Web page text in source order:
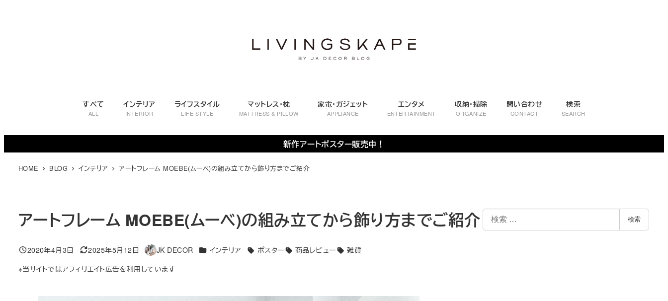
動
すべて
ALL
インテリア
INTERIOR
ライフスタイル
LIFE STYLE
マットレス・枕
MATTRESS & PILLOW
家電・ガジェット
APPLIANCE
エンタメ
ENTERTAINMENT
収納・掃除
ORGANIZE
問い合わせ
CONTACT
検索
SEARCH
新作アートポスター販売中！
HOME BLOG インテリア アートフレーム MOEBE(ムーベ)の組み立てから飾り方までご紹介
アートフレーム MOEBE(ムーベ)の組み立てから飾り方までご紹介
投稿日
2020年4月3日 更新日
2025年5月12日
著
者
JK DECOR カテゴリー
インテリア タグポスター 商品レビュー
雑貨
※当サイトではアフィリエイト広告を利用しています
検
検索